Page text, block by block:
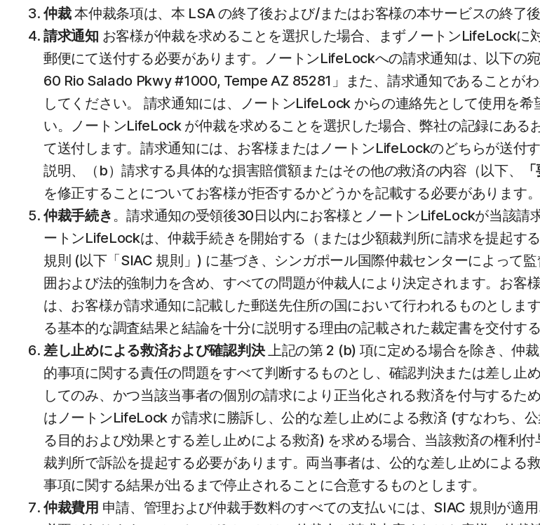
仲裁本仲裁条項は、本 LSA の終了後および/またはお客様の本サービスの終了
請求通知 お客様が仲裁を求めることを選択した場合、まずノートンLifeLockに
郵便にて送付する必要があります。ノートンLifeLockへの請求通知は、以下の
60 Rio Salado Pkwy #1000, Tempe AZ 85281」また、請求通知であることが
してください。 請求通知には、ノートンLifeLock からの連絡先として使用を
い。ノートンLifeLock が仲裁を求めることを選択した場合、弊社の記録にあ
て送付します。請求通知には、お客様またはノートンLifeLockのどちらが送付
説明、（b）請求する具体的な損害賠償額またはその他の救済の内容（以下、
を修正することについてお客様が拒否するかどうかを記載する必要があります。
仲裁手続き 。請求通知の受領後30日以内にお客様とノートンLifeLockが当該請
ートンLifeLockは、仲裁手続きを開始する（または少額裁判所に請求を提起す
規則 (以下「SIAC 規則」) に基づき、シンガポール国際仲裁センターによって
囲および法的強制力を含め、すべての問題が仲裁人により決定されます。お
は、お客様が請求通知に記載した郵送先住所の国において行われるものとしま
る基本的な調査結果と結論を十分に説明する理由の記載された裁定書を交付する
差し止めによる救済および確認判決上記の第 2 (b) 項に定める場合を除き、仲
的事項に関する責任の問題をすべて判断するものとし、確認判決または差し止
してのみ、かつ当該当事者の個別の請求により正当化される救済を付与するた
はノートンLifeLock が請求に勝訴し、公的な差し止めによる救済 (すなわち、
る目的および効果とする差し止めによる救済) を求める場合、当該救済の権利
裁判所で訴訟を提起する必要があります。両当事者は、公的な差し止めによる
事項に関する結果が出るまで停止されることに合意するものとします。
仲裁費用 申請、管理および仲裁手数料のすべての支払いには、SIAC 規則が適